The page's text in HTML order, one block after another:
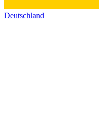
Deutschland